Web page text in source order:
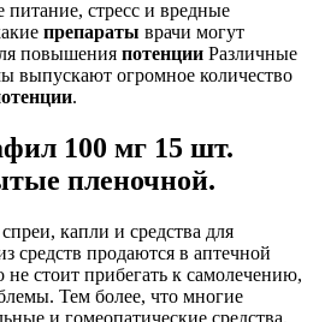
питание, стресс и вредные
препараты врачи могут
повышения потенции Различные
выпускают огромное количество
.
100 мг 15 шт.
пленочной.
капли и средства для
средств продаются в аптечной
не стоит прибегать к самолечению,
Тем более, что многие